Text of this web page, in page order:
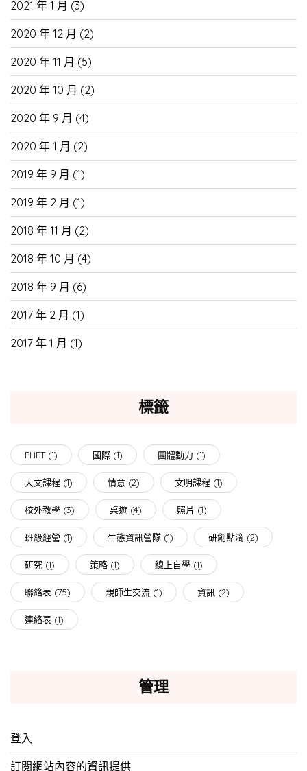
2021 年 1 月 (3)
2020 年 12 月 (2)
2020 年 11 月 (5)
2020 年 10 月 (2)
2020 年 9 月 (4)
2020 年 1 月 (2)
2019 年 9 月 (1)
2019 年 2 月 (1)
2018 年 11 月 (2)
2018 年 10 月 (4)
2018 年 9 月 (6)
2017 年 2 月 (1)
2017 年 1 月 (1)
標籤
PHET(1) 國際 (1) 團體動力 (1)
天文課程 (1) 情意 (2) 文明課程 (1)
校外教學 (3) 桌遊 (4) 照片 (1)
班級經營 (1) 生態資訊營隊 (1) 研創點滴 (2)
研究 (1) 策略 (1) 線上自學 (1)
聯絡表 (75) 親師生交流 (1) 資訊 (2)
連絡表 (1)
管理
登入
訂閱網站內容的資訊提供